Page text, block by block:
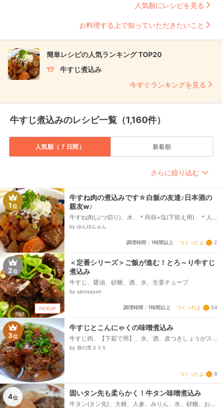
人気順にレシピを見る
お料理する上で知っていただきたいこと
簡単レシピの人気ランキング TOP20
牛すじ煮込み
今すぐランキングを見る
牛すじ煮込みのレシピ一覧（1,160件）
人気順（７日間） 新着順
さらに絞り込む
1位
牛すね肉の煮込みです☆白飯の友達♪日本酒の
親友w♪
牛すね肉(ぶつ切り)、水、＊蒟蒻+塩(下拵え用)、＊人
参、＊大根、＊味噌 砂糖 みりん、＊醤油 料理
by ゆんゆんゅん
調理時間：1時間以上 つくったよ 2
2位
PICKUP
＜定番シリーズ＞ご飯が進む！とろ～り牛すじ
煮込み
牛すじ、醤油、砂糖、酒、水、生姜チューブ
by satosayon
調理時間：1時間以上 つくったよ 54
3位
牛すじとこんにゃくの味噌煮込み
牛すじ肉、【下茹で用】、水、酒、皮つきしょうがス
ライス、にんにく（叩いてつぶしたもの）、長ねぎ
by 身の茸３３５
つくったよ 9
4位
固いタン先も柔らかく！牛タン味噌煮込み
牛タン(タン先)、大根、人参、みりん、水、砂糖、おろ